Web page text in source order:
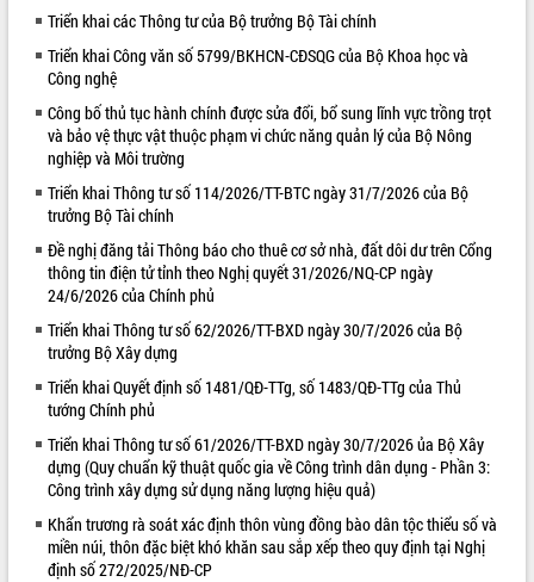
Loading the player...
Hội nghị UBND tỉnh Đắk Lắk thường kỳ
tháng 7/2026
Lễ truy tặng danh hiệu “Bà Mẹ Việt
Nam Anh hùng” và trao Huân chương
Lao động
UBND tỉnh Đắk Lắk triển khai nhiệm
vụ 6 tháng cuối năm 2026
Kỳ họp thứ Hai, Hội đồng nhân dân
tỉnh khóa XI quyết nghị nhiều nội dung
quan trọng
Bí thư Tỉnh ủy Lương Nguyễn Minh
Triết thăm, tặng quà người có công với
cách mạng
Rà soát, hoàn thiện hệ thống thiết chế
văn hóa, thể thao đáp ứng yêu cầu
phát triển mới
Thường trực HĐND tỉnh Đắk Lắk gặp
mặt Đoàn chuyên gia y tế TP. Hồ Chí
Minh
Lễ truy điệu và an táng hài cốt liệt sĩ
ALBUM ẢNH
LIÊN KẾT WEB
Triển khai các Thông tư của Bộ trưởng Bộ Tài chính
Triển khai Công văn số 5799/BKHCN-CĐSQG của Bộ Khoa học và
Công nghệ
Công bố thủ tục hành chính được sửa đổi, bổ sung lĩnh vực trồng trọt
và bảo vệ thực vật thuộc phạm vi chức năng quản lý của Bộ Nông
nghiệp và Môi trường
Triển khai Thông tư số 114/2026/TT-BTC ngày 31/7/2026 của Bộ
trưởng Bộ Tài chính
Đề nghị đăng tải Thông báo cho thuê cơ sở nhà, đất dôi dư trên Cổng
thông tin điện tử tỉnh theo Nghị quyết 31/2026/NQ-CP ngày
24/6/2026 của Chính phủ
Triển khai Thông tư số 62/2026/TT-BXD ngày 30/7/2026 của Bộ
trưởng Bộ Xây dựng
Triển khai Quyết định số 1481/QĐ-TTg, số 1483/QĐ-TTg của Thủ
tướng Chính phủ
Triển khai Thông tư số 61/2026/TT-BXD ngày 30/7/2026 ủa Bộ Xây
dựng (Quy chuẩn kỹ thuật quốc gia về Công trình dân dụng - Phần 3:
Công trình xây dựng sử dụng năng lượng hiệu quả)
Khẩn trương rà soát xác định thôn vùng đồng bào dân tộc thiểu số và
miền núi, thôn đặc biệt khó khăn sau sắp xếp theo quy định tại Nghị
định số 272/2025/NĐ-CP